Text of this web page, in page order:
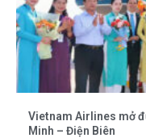
Vietnam Airlines mở
Minh – Điện Biên